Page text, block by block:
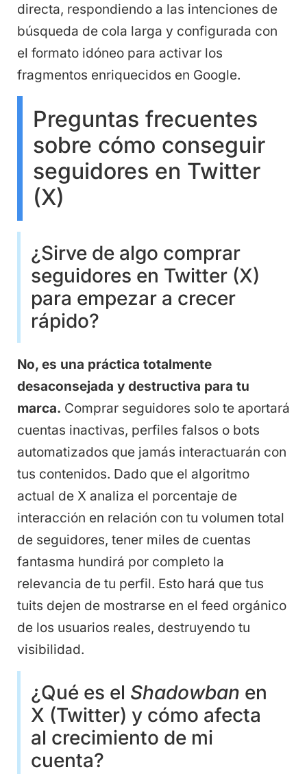
directa, respondiendo a las intenciones de
búsqueda de cola larga y configurada con
el formato idóneo para activar los
fragmentos enriquecidos en Google.
Preguntas frecuentes
sobre cómo conseguir
seguidores en Twitter
(X)
¿Sirve de algo comprar
seguidores en Twitter (X)
para empezar a crecer
rápido?
No, es una práctica totalmente
desaconsejada y destructiva para tu
marca. Comprar seguidores solo te aportará
cuentas inactivas, perfiles falsos o bots
automatizados que jamás interactuarán con
tus contenidos. Dado que el algoritmo
actual de X analiza el porcentaje de
interacción en relación con tu volumen total
de seguidores, tener miles de cuentas
fantasma hundirá por completo la
relevancia de tu perfil. Esto hará que tus
tuits dejen de mostrarse en el feed orgánico
de los usuarios reales, destruyendo tu
visibilidad.
¿Qué es el Shadowban en
X (Twitter) y cómo afecta
al crecimiento de mi
cuenta?